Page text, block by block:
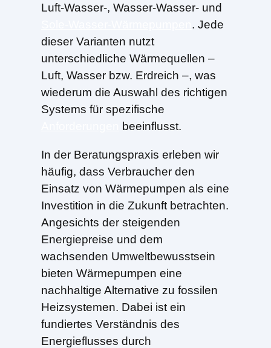
Luft-Wasser-, Wasser-Wasser- und
. Jede
dieser Varianten nutzt
unterschiedliche Wärmequellen –
Luft, Wasser bzw. Erdreich –, was
wiederum die Auswahl des richtigen
Systems für spezifische
beeinflusst.
In der Beratungspraxis erleben wir
häufig, dass Verbraucher den
Einsatz von Wärmepumpen als eine
Investition in die Zukunft betrachten.
Angesichts der steigenden
Energiepreise und dem
wachsenden Umweltbewusstsein
bieten Wärmepumpen eine
nachhaltige Alternative zu fossilen
Heizsystemen. Dabei ist ein
fundiertes Verständnis des
Energieflusses durch